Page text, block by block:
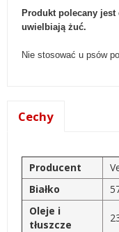
Produkt polecany
uwielbiają żuć.
Nie stosować u psów
Cechy
Producent
Białko
Oleje i
tłuszcze